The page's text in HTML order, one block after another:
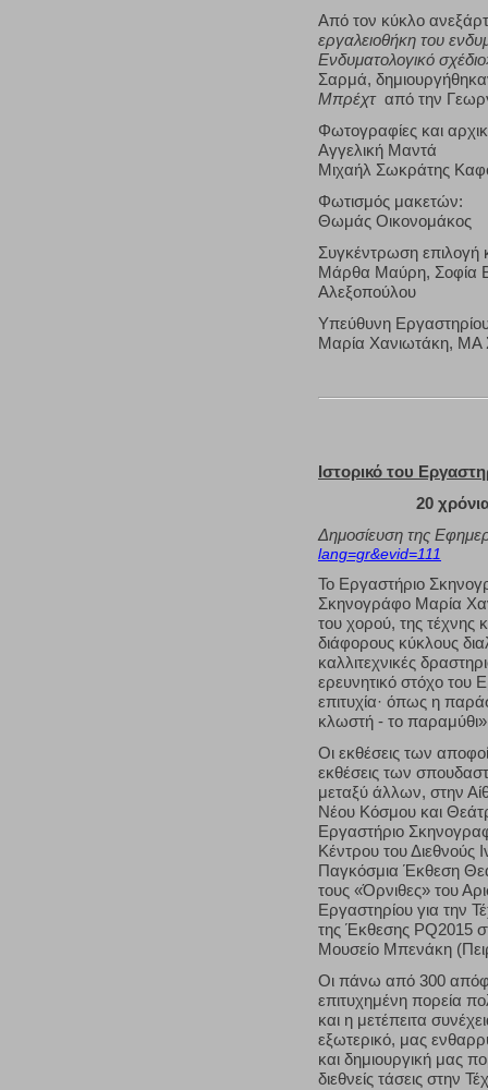
Από τον κύκλο
εργαλειοθήκη του
Ενδυματολογικό
Σαρμά,
Μπρέχταπό την
Φωτογραφίες και
Αγγελική Μαντά
Μιχαήλ Σωκράτης
Φωτισμός μακετών:
Θωμάς Οικονομάκος
Συγκέντρωση επιλογή
Μάρθα Μαύρη, Σοφία
Αλεξοπούλου
Υπεύθυνη
Μαρία Χανιωτάκη, ΜΑ
Ιστορικό του
20
Δημοσίευση της
lang=gr&evid=111
Το Εργαστήριο
Σκηνογράφο Μαρία
του χορού, της τέχνης
διάφορους κύκλους
καλλιτεχνικές
ερευνητικό στόχο του
επιτυχία· όπως η
κλωστή - το
Οι εκθέσεις των
εκθέσεις των
μεταξύ άλλων, στην
Νέου Κόσμου και
Εργαστήριο
Κέντρου του Διεθνούς
Παγκόσμια Έκθεση
τους «Όρνιθες» του
Εργαστηρίου για την
της Έκθεσης PQ2015
Μουσείο Μπενάκη
Οι πάνω από 300
επιτυχημένη πορεία
και η μετέπειτα
εξωτερικό, μας
και δημιουργική μας
διεθνείς τάσεις στην